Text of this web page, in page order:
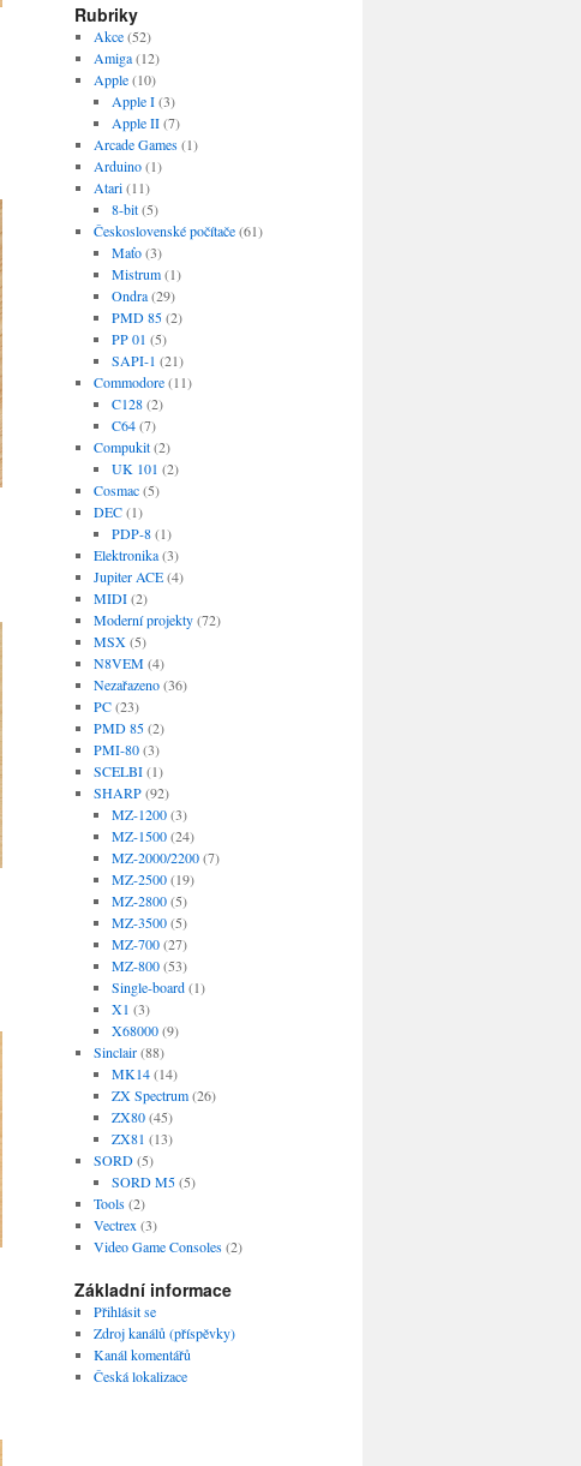
Rubriky
Akce(52)
Amiga(12)
Apple(10)
Apple I(3)
Apple II(7)
Arcade Games(1)
Arduino(1)
Atari(11)
8-bit(5)
Československé počítače(61)
Maťo(3)
Mistrum(1)
Ondra(29)
PMD 85(2)
PP 01 (5)
SAPI-1 (21)
Commodore(11)
C128(2)
C64(7)
Compukit(2)
UK 101 (2)
Cosmac(5)
DEC(1)
PDP-8(1)
Elektronika(3)
Jupiter ACE(4)
MIDI(2)
Moderní projekty(72)
MSX(5)
N8VEM(4)
Nezařazeno(36)
PC(23)
PMD 85(2)
PMI-80(3)
SCELBI(1)
SHARP(92)
MZ-1200(3)
MZ-1500(24)
MZ-2000/2200(7)
MZ-2500(19)
MZ-2800(5)
MZ-3500(5)
MZ-700(27)
MZ-800(53)
Single-board(1)
X1 (3)
X68000(9)
Sinclair(88)
MK14(14)
ZX Spectrum(26)
ZX80(45)
ZX81 (13)
SORD(5)
SORD M5(5)
Tools(2)
Vectrex (3)
Video Game Consoles(2)
Základní informace
Přihlásit se
Zdroj kanálů (příspěvky)
Kanál komentářů
Česká lokalizace